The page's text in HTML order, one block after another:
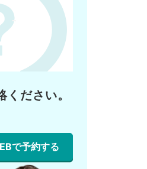
ください。
で予約する